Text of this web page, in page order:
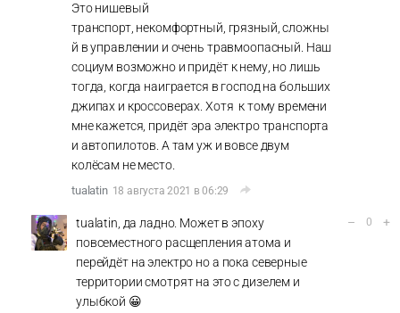
Это нишевый
транспорт, некомфортный, грязный, сложны
й в управлении и очень травмоопасный. Наш
социум возможно и придёт к нему, но лишь
тогда, когда наиграется в господ на больших
джипах и кроссоверах. Хотя к тому времени
мне кажется, придёт эра электро транспорта
и автопилотов. А там уж и вовсе двум
колёсам не место.
tualatin 18 августа 2021 в 06:29
tualatin, да ладно. Может в эпоху
повсеместного расщепления атома и
перейдёт на электро но а пока северные
территории смотрят на это с дизелем и
улыбкой 😀
– 0 +